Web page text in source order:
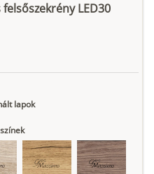
LED30
lapok